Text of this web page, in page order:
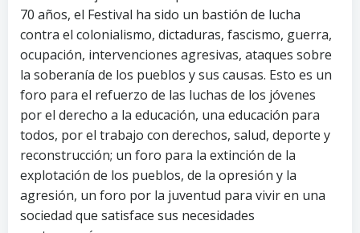
70 años, el Festival ha sido un bastión de lucha
contra el colonialismo, dictaduras, fascismo, guerra,
ocupación, intervenciones agresivas, ataques sobre
la soberanía de los pueblos y sus causas. Esto es un
foro para el refuerzo de las luchas de los jóvenes
por el derecho a la educación, una educación para
todos, por el trabajo con derechos, salud, deporte y
reconstrucción; un foro para la extinción de la
explotación de los pueblos, de la opresión y la
agresión, un foro por la juventud para vivir en una
sociedad que satisface sus necesidades